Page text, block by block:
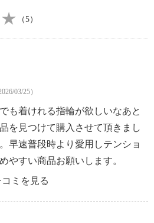
（5）
03/25）
も着けれる指輪が欲しいなあと
を見つけて購入させて頂きまし
早速普段時より愛用しテンショ
やすい商品お願いします。
ミを見る